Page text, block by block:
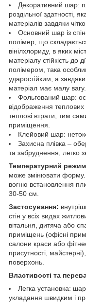
Декоративний шар:
роздільної здатності,
матеріалів завдяки
Основний шар із
полімер, що
вінілхлориду, в яких
матеріалу стійкість
полімером, така
ударостійким, а
матеріал має малу вагу.
Фольгований шар:
відображення теплових
теплові втрати, тим
приміщення.
Клейовий шар:
Захисна плівка –
та забруднення, легко
Температурний
може змінювати форму.
вогню встановлення
30-50 см.
Застосування:
стін у всіх видах
вітальня, дитяча або
приміщень (офісні
салони краси або
присутності,
поверхонь.
Властивості та
Легка установка:
укладання швидким і